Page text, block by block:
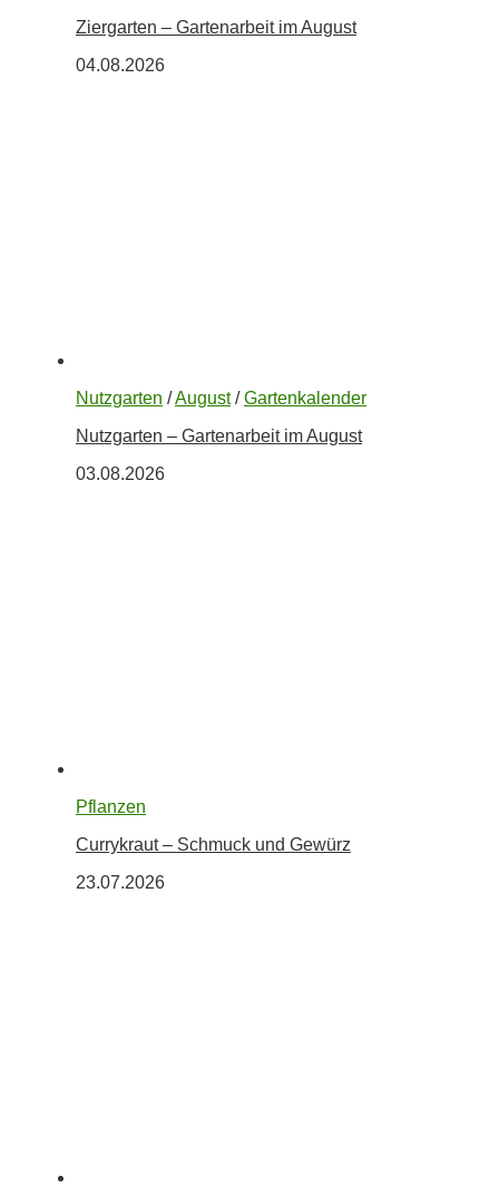
Ziergarten – Gartenarbeit im August
04.08.2026
Nutzgarten /August/Gartenkalender
Nutzgarten – Gartenarbeit im August
03.08.2026
Pflanzen
Currykraut – Schmuck und Gewürz
23.07.2026